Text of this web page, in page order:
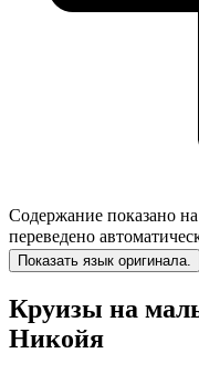
Содержание показано
переведено
Показать язык оригинала.
Круизы на
Никойя